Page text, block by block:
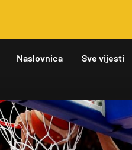
Naslovnica Sve vijesti